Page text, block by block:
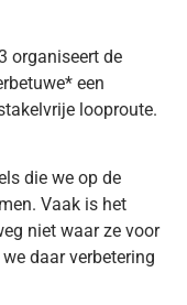
organiseert de
een
looproute.
die we op de
Vaak is het
niet waar ze voor
daar verbetering